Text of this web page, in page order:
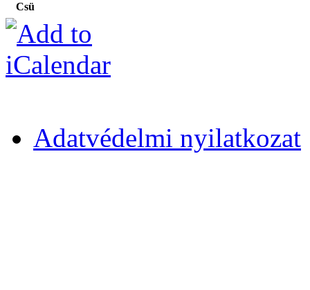
Csü
Adatvédelmi nyilatkozat